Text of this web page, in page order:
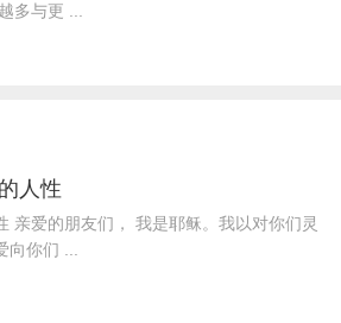
多与更 ...
人性
亲爱的朋友们， 我是耶稣。我以对你们灵
你们 ...